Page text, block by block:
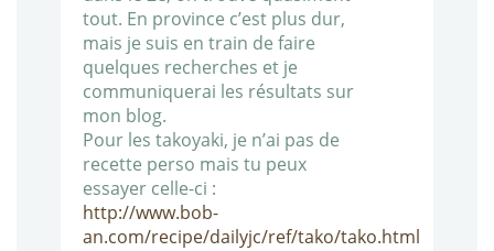
tout. En province c’est plus dur,
mais je suis en train de faire
quelques recherches et je
communiquerai les résultats sur
mon blog.
Pour les takoyaki, je n’ai pas de
recette perso mais tu peux
essayer celle-ci :
http://www.bob-
an.com/recipe/dailyjc/ref/tako/tako.html